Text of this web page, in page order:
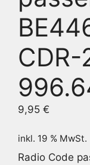
CDR-
9,95 €
inkl. 19 % MwSt.
Radio Code